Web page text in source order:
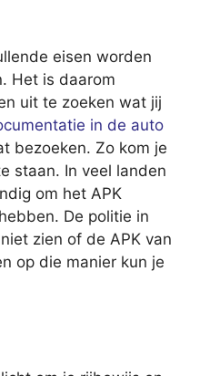
eisen worden
Het is daarom
uit te zoeken wat jij
in de auto
bezoeken. Zo kom je
staan. In veel landen
om het APK
De politie in
zien of de APK van
op die manier kun je